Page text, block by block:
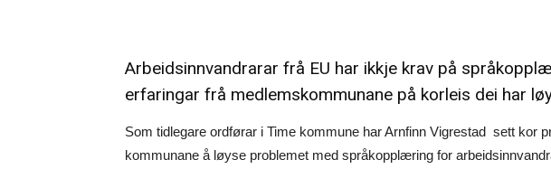
Arbeidsinnvandrarar frå EU har ikkje krav på
erfaringar frå medlemskommunane på korleis dei har
Som tidlegare ordførar i Time kommune har Arnfinn Vigrestad sett kor
kommunane å løyse problemet med språkopplæring for